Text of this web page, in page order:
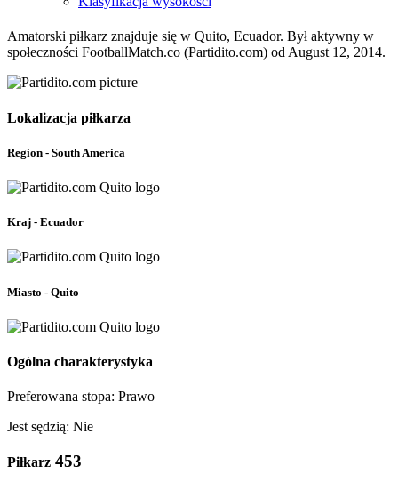
Amatorski piłkarz znajduje się w Quito, Ecuador. Był aktywny w
społeczności FootballMatch.co (Partidito.com) od August 12, 2014.
Lokalizacja piłkarza
Region - South America
Kraj - Ecuador
Miasto - Quito
Ogólna charakterystyka
Preferowana stopa: Prawo
Jest sędzią: Nie
Piłkarz 453